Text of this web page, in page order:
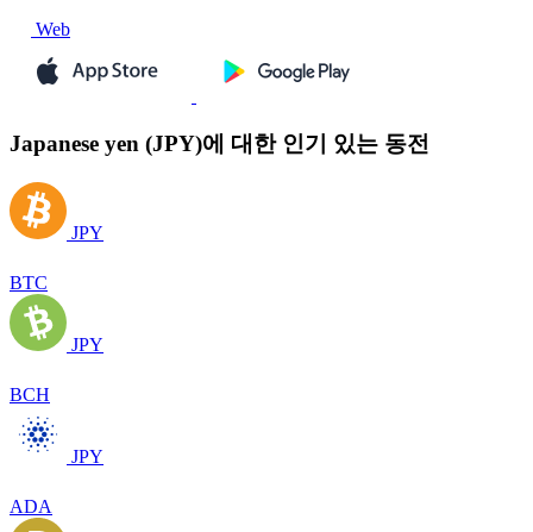
Web
Japanese yen (JPY)에 대한 인기 있는 동전
JPY
BTC
JPY
BCH
JPY
ADA